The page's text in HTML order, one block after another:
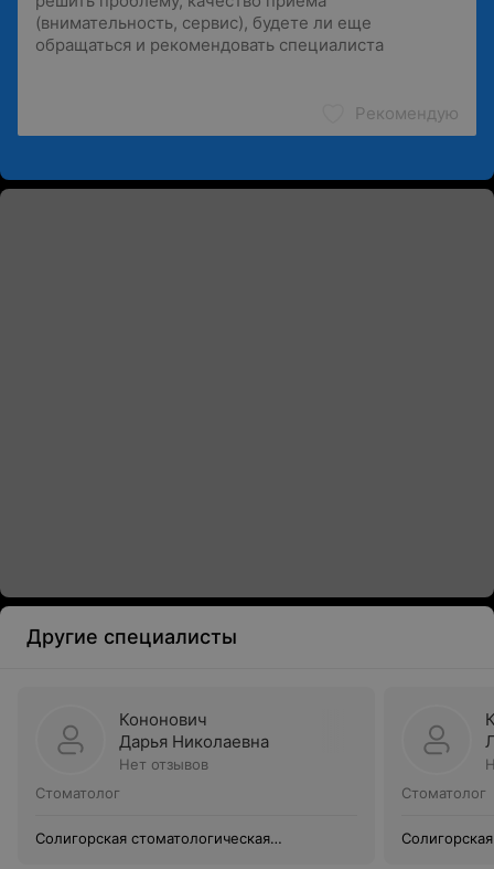
Рекомендую
Другие специалисты
Кононович
Дарья Николаевна
Нет отзывов
Стоматолог
Солигорская стоматологическая
Стоматолог